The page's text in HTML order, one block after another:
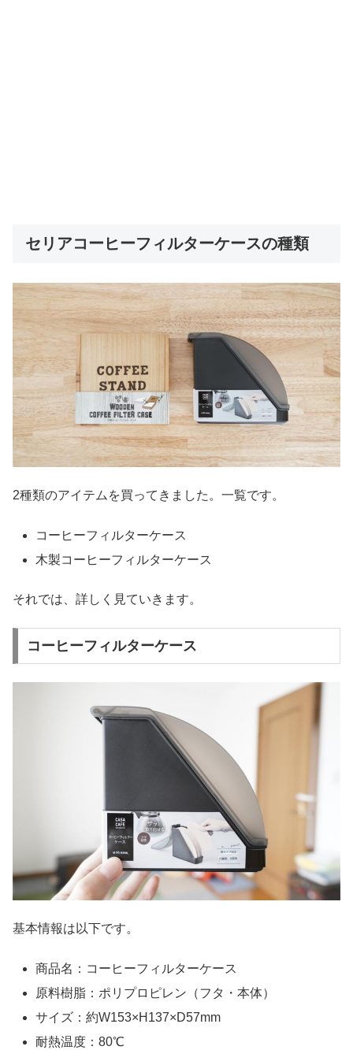
セリアコーヒーフィルターケースの種類
2種類のアイテムを買ってきました。一覧です。
コーヒーフィルターケース
木製コーヒーフィルターケース
それでは、詳しく見ていきます。
コーヒーフィルターケース
基本情報は以下です。
商品名：コーヒーフィルターケース
原料樹脂：ポリプロピレン（フタ・本体）
サイズ：約W153×H137×D57mm
耐熱温度：80℃